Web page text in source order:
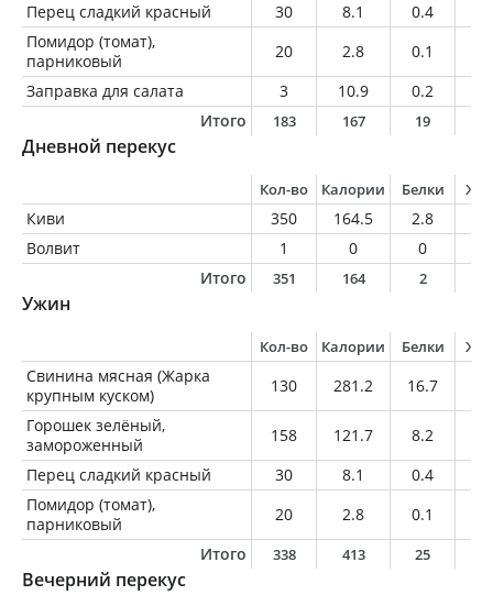
Перец сладкий красный
30 8.1 0.4
Помидор (томат),
парниковый
20 2.8 0.1
Заправка для салата
3 10.9 0.2
Итого
183 167 19
Дневной перекус
Кол-во Калории Белки
Киви 350 164.5 2.8
Волвит
1 0 0
Итого
351 164 2
Ужин
Кол-во Калории Белки
Свинина мясная (Жарка
крупным куском)
130 281.2 16.7
Горошек зелёный,
замороженный
158 121.7 8.2
Перец сладкий красный
30 8.1 0.4
Помидор (томат),
парниковый
20 2.8 0.1
Итого
338 413 25
Вечерний перекус